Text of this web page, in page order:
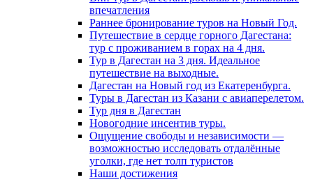
впечатления
Раннее бронирование туров на Новый Год.
Путешествие в сердце горного Дагестана:
тур с проживанием в горах на 4 дня.
Тур в Дагестан на 3 дня. Идеальное
путешествие на выходные.
Дагестан на Новый год из Екатеренбурга.
Туры в Дагестан из Казани с авиаперелетом.
Тур дня в Дагестан
Новогодние инсентив туры.
Ощущение свободы и независимости —
возможностью исследовать отдалённые
уголки, где нет толп туристов
Наши достижения